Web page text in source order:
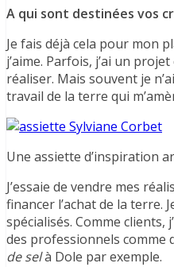
A qui sont destinées vos
Je fais déjà cela pour mon
j’aime. Parfois, j’ai un
réaliser. Mais souvent je
travail de la terre qui
Une assiette d’inspiration
J’essaie de vendre mes
financer l’achat de la terre.
spécialisés. Comme clients,
des professionnels comme
de selà Dole par exemple.